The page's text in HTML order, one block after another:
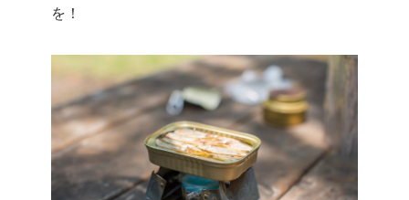
を！